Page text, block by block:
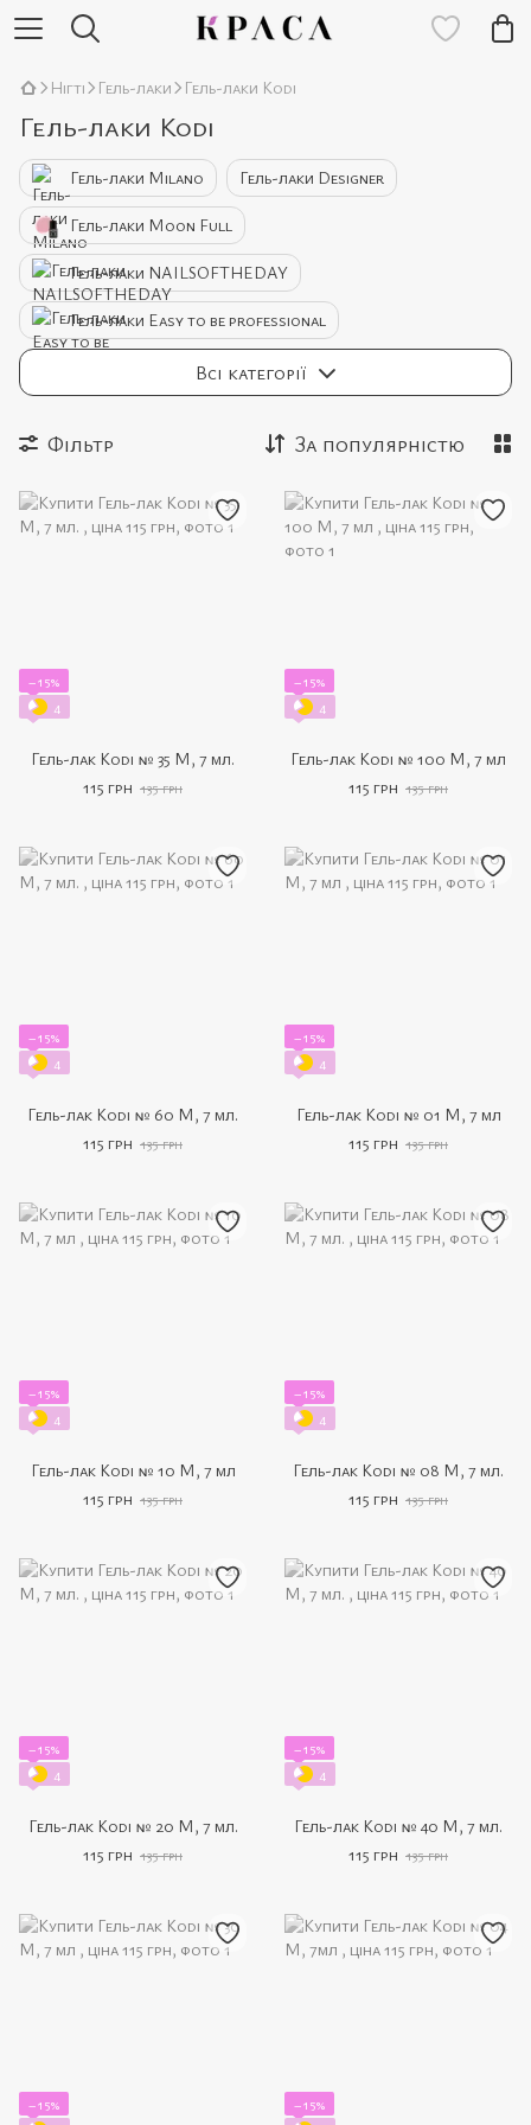
Нігті Гель-лаки Гель-лаки Kodi
Гель-лаки Kodi
Гель-лаки Milano Гель-лаки Designer
Гель-лаки Moon Full
Гель-лаки NAILSOFTHEDAY
Гель-лаки Easy to be professional
Всі категорії
Фільтр За популярністю
−15%
4
Гель-лак Kodi № 35 M, 7 мл.
115 грн 135 грн
−15%
4
Гель-лак Kodi № 100 M, 7 мл
115 грн 135 грн
−15%
4
Гель-лак Kodi № 60 M, 7 мл.
115 грн 135 грн
−15%
4
Гель-лак Kodi № 01 М, 7 мл
115 грн 135 грн
−15%
4
Гель-лак Kodi № 10 M, 7 мл
115 грн 135 грн
−15%
4
Гель-лак Kodi № 08 M, 7 мл.
115 грн 135 грн
−15%
4
Гель-лак Kodi № 20 M, 7 мл.
115 грн 135 грн
−15%
4
Гель-лак Kodi № 40 M, 7 мл.
115 грн 135 грн
−15%
−15%